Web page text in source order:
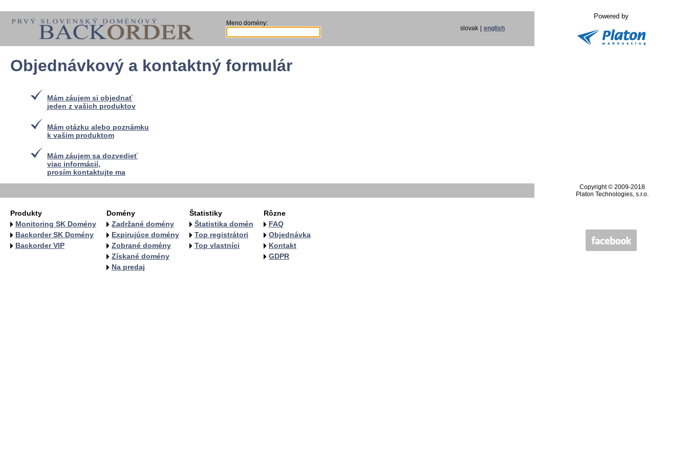
Meno domény:
slovak english
Powered by
Objednávkový a kontaktný formulár
Mám záujem si objednať
jeden z vašich produktov
Mám otázku alebo poznámku
k vašim produktom
Mám záujem sa dozvedieť
viac informácií,
prosím kontaktujte ma
Copyright © 2009-2018
Platon Technologies, s.r.o.
Produkty
Monitoring SK Domény
Backorder SK Domény
Backorder VIP
Domény
Zadržané domény
Expirujúce domény
Zobrané domény
Získané domény
Na predaj
Štatistiky
Štatistika domén
Top registrátori
Top vlastníci
Rôzne
FAQ
Objednávka
Kontakt
GDPR